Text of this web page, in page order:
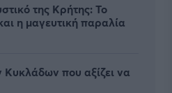
της Κρήτης: Το
η μαγευτική παραλία
που αξίζει να